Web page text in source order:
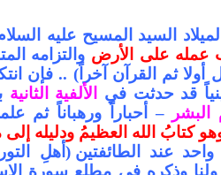
لميلاد السيد المسيح عليه
عمله على الأرض والتزامه
أولا ثم القرآن آخراً) .. فإن
قد حدثت في
الألفية الثانية
– أحباراً ورهباناً ثم
كتابُ الله العظيمُ ودليله
واحد عند
الطائفتين (أهلِ
وذكره في مطلع سورة